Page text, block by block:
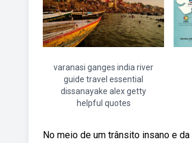
varanasi ganges india river
guide travel essential
dissanayake alex getty
helpful quotes
No meio de um trânsito insano e